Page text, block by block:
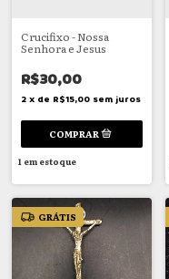
Crucifixo - Nossa
Senhora e Jesus
R$30,00
2 x de R$15,00 sem juros
1em estoque
GRÁTIS